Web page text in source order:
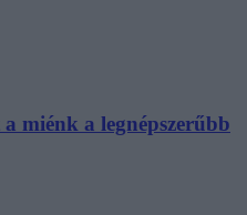
miénk a legnépszerűbb